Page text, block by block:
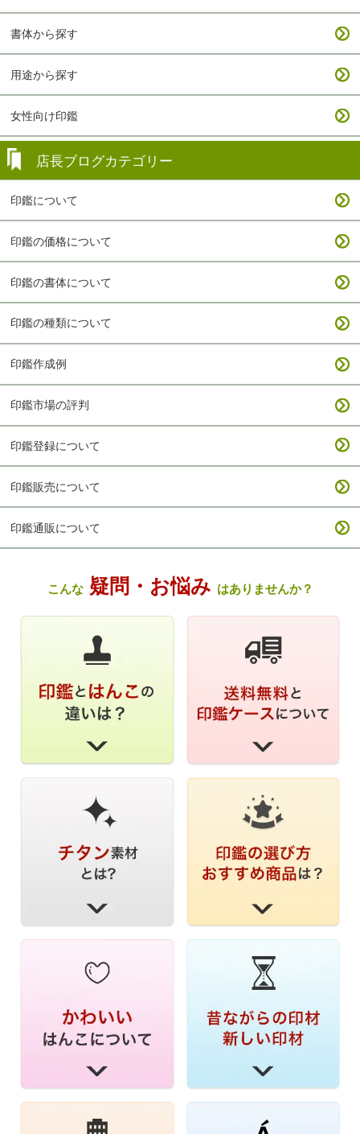
書体から探す
用途から探す
女性向け印鑑
店長ブログカテゴリー
印鑑について
印鑑の価格について
印鑑の書体について
印鑑の種類について
印鑑作成例
印鑑市場の評判
印鑑登録について
印鑑販売について
印鑑通販について
こんな疑問・お悩み はありませんか？